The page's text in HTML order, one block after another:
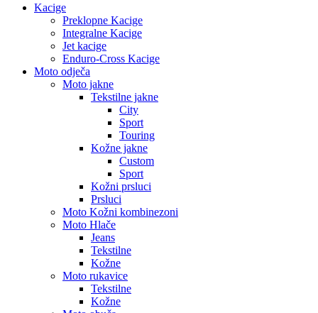
Kacige
Preklopne Kacige
Integralne Kacige
Jet kacige
Enduro-Cross Kacige
Moto odječa
Moto jakne
Tekstilne jakne
City
Sport
Touring
Kožne jakne
Custom
Sport
Kožni prsluci
Prsluci
Moto Kožni kombinezoni
Moto Hlače
Jeans
Tekstilne
Kožne
Moto rukavice
Tekstilne
Kožne